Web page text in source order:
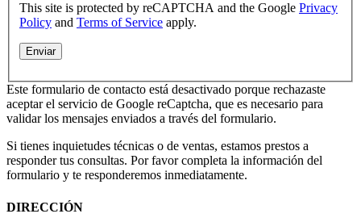
This site is protected by reCAPTCHA and the Google Privacy
Policy and Terms of Service apply.
Este formulario de contacto está desactivado porque rechazaste
aceptar el servicio de Google reCaptcha, que es necesario para
validar los mensajes enviados a través del formulario.
Si tienes inquietudes técnicas o de ventas, estamos prestos a
responder tus consultas. Por favor completa la información del
formulario y te responderemos inmediatamente.
DIRECCIÓN